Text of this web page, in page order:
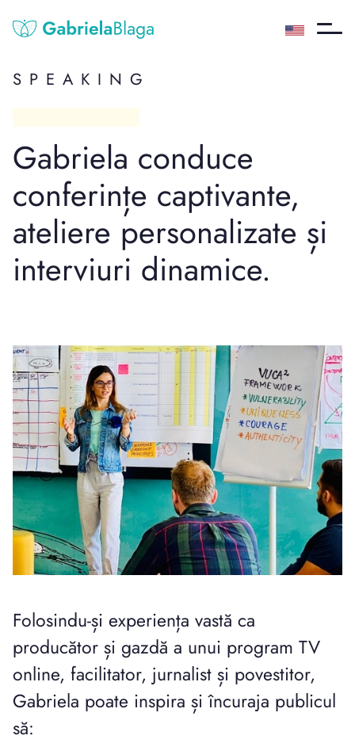
SPEAKING
Gabriela conduce
conferințe captivante,
ateliere personalizate și
interviuri dinamice.
Folosindu-și experiența vastă ca
producător și gazdă a unui program TV
online, facilitator, jurnalist și povestitor,
Gabriela poate inspira și încuraja publicul
să: